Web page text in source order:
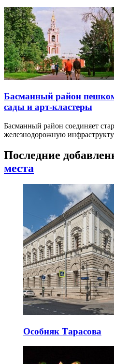
Басманный район
сады и арт-кластеры
Басманный район соединяет
железнодорожную
Последние
места
Особняк Тарасова